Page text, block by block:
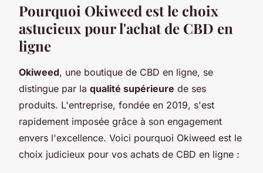
Pourquoi Okiweed est le choix
astucieux pour l'achat de CBD en
ligne
Okiweed, une boutique de CBD en ligne, se
distingue par la qualité supérieure de ses
produits. L'entreprise, fondée en 2019, s'est
rapidement imposée grâce à son engagement
envers l'excellence. Voici pourquoi Okiweed est le
choix judicieux pour vos achats de CBD en ligne :